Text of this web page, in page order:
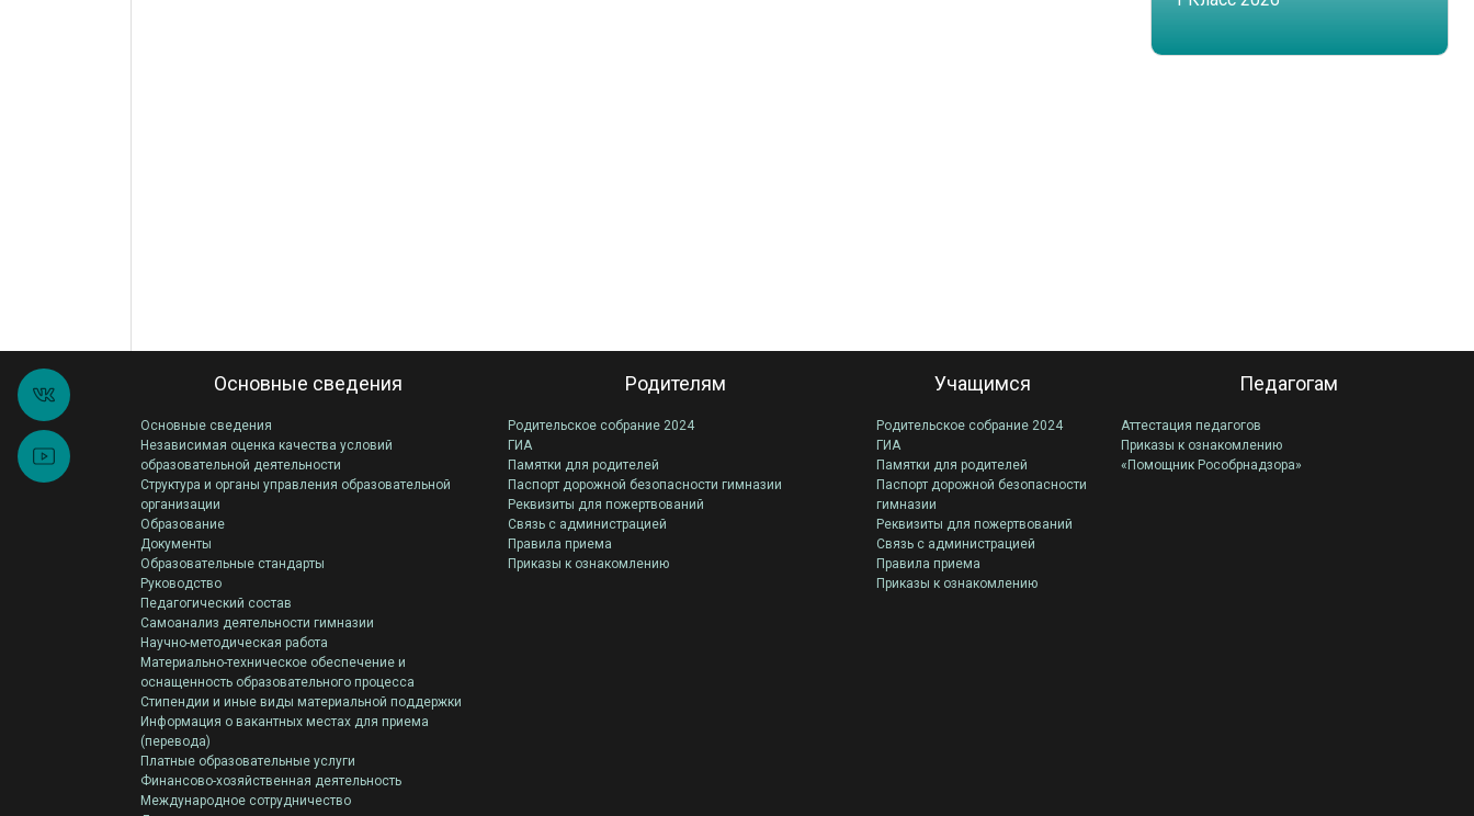
Основные сведения
Основные сведения
Независимая оценка качества условий
образовательной деятельности
Структура и органы управления образовательной
организации
Образование
Документы
Образовательные стандарты
Руководство
Педагогический состав
Самоанализ деятельности гимназии
Научно-методическая работа
Материально-техническое обеспечение и
оснащенность образовательного процесса
Стипендии и иные виды материальной поддержки
Информация о вакантных местах для приема
(перевода)
Платные образовательные услуги
Финансово-хозяйственная деятельность
Международное сотрудничество
Родителям
Родительское собрание 2024
ГИА
Памятки для родителей
Паспорт дорожной безопасности гимназии
Реквизиты для пожертвований
Связь с администрацией
Правила приема
Приказы к ознакомлению
Учащимся
Родительское собрание 2024
ГИА
Памятки для родителей
Паспорт дорожной безопасности
гимназии
Реквизиты для пожертвований
Связь с администрацией
Правила приема
Приказы к ознакомлению
Педагогам
Аттестация педагогов
Приказы к ознакомлению
«Помощник Рособрнадзора»